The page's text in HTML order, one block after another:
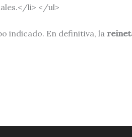
li> </ul>
indicado. En definitiva, la